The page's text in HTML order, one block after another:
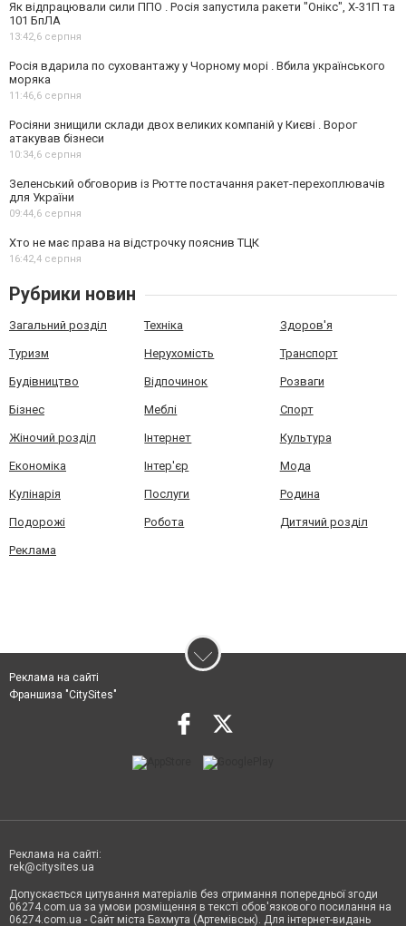
Як відпрацювали сили ППО . Росія запустила ракети "Онікс", Х-31П та
101 БпЛА
13:42,6 серпня
Росія вдарила по суховантажу у Чорному морі . Вбила українського
моряка
11:46,6 серпня
Росіяни знищили склади двох великих компаній у Києві . Ворог
атакував бізнеси
10:34,6 серпня
Зеленський обговорив із Рютте постачання ракет-перехоплювачів
для України
09:44,6 серпня
Хто не має права на відстрочку пояснив ТЦК
16:42,4 серпня
Рубрики новин
Загальний розділ Техніка Здоров'я
Туризм Нерухомість Транспорт
Будівництво Відпочинок Розваги
Бізнес Меблі Спорт
Жіночий розділ Інтернет Культура
Економіка Інтер'єр Мода
Кулінарія Послуги Родина
Подорожі Робота Дитячий розділ
Реклама
Реклама на сайті
Франшиза "CitySites"
Реклама на сайті:
rek@citysites.ua
Допускається цитування матеріалів без отримання попередньої згоди
06274.com.ua за умови розміщення в тексті обов'язкового посилання на
06274.com.ua - Сайт міста Бахмута (Артемівськ). Для інтернет-видань